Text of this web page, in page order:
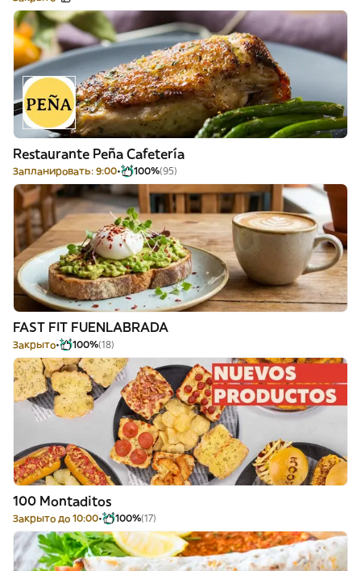
Restaurante Peña Cafetería
Запланировать: 9:00 100%(95)
FAST FIT FUENLABRADA
Закрыто 100%(18)
100 Montaditos
Закрыто до 10:00 100%(17)